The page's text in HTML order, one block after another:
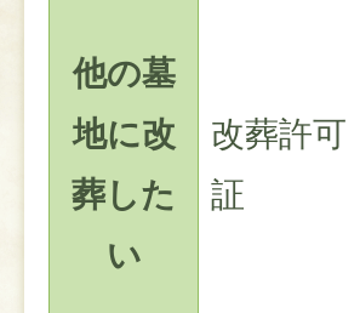
他の墓
地に改
葬した
い
改葬許可
証